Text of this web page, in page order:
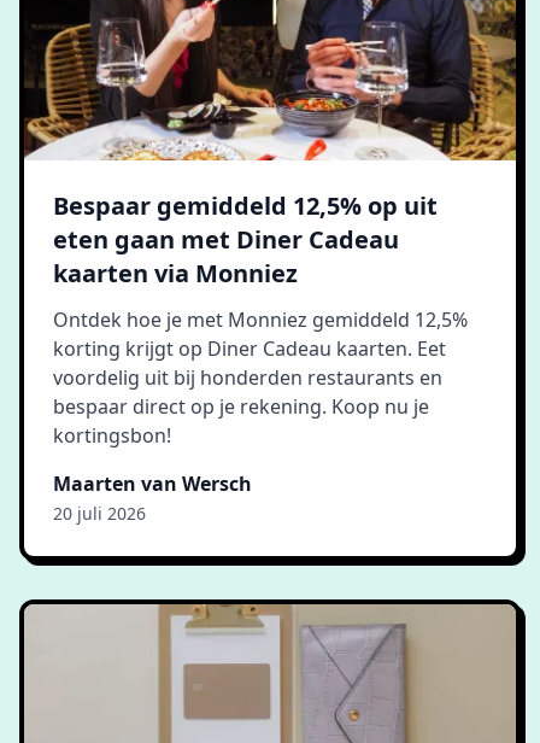
Bespaar gemiddeld 12,5% op uit
eten gaan met Diner Cadeau
kaarten via Monniez
Ontdek hoe je met Monniez gemiddeld 12,5%
korting krijgt op Diner Cadeau kaarten. Eet
voordelig uit bij honderden restaurants en
bespaar direct op je rekening. Koop nu je
kortingsbon!
Maarten van Wersch
20 juli 2026